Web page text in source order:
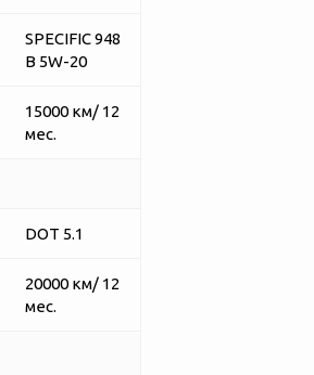
SPECIFIC 948
B 5W-20
15000 км/ 12
мес.
DOT 5.1
20000 км/ 12
мес.